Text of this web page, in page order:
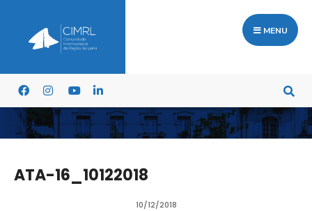
MENU
ATA-16_10122018
10/12/2018